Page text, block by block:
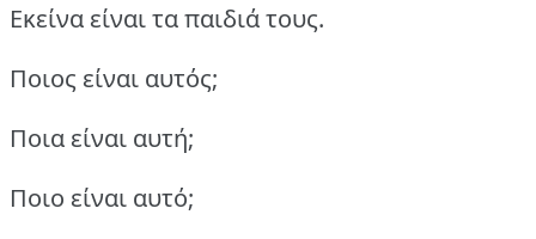
Εκείνα είναι τα παιδιά τους.
Ποιος είναι αυτός;
Ποια είναι αυτή;
Ποιο είναι αυτό;